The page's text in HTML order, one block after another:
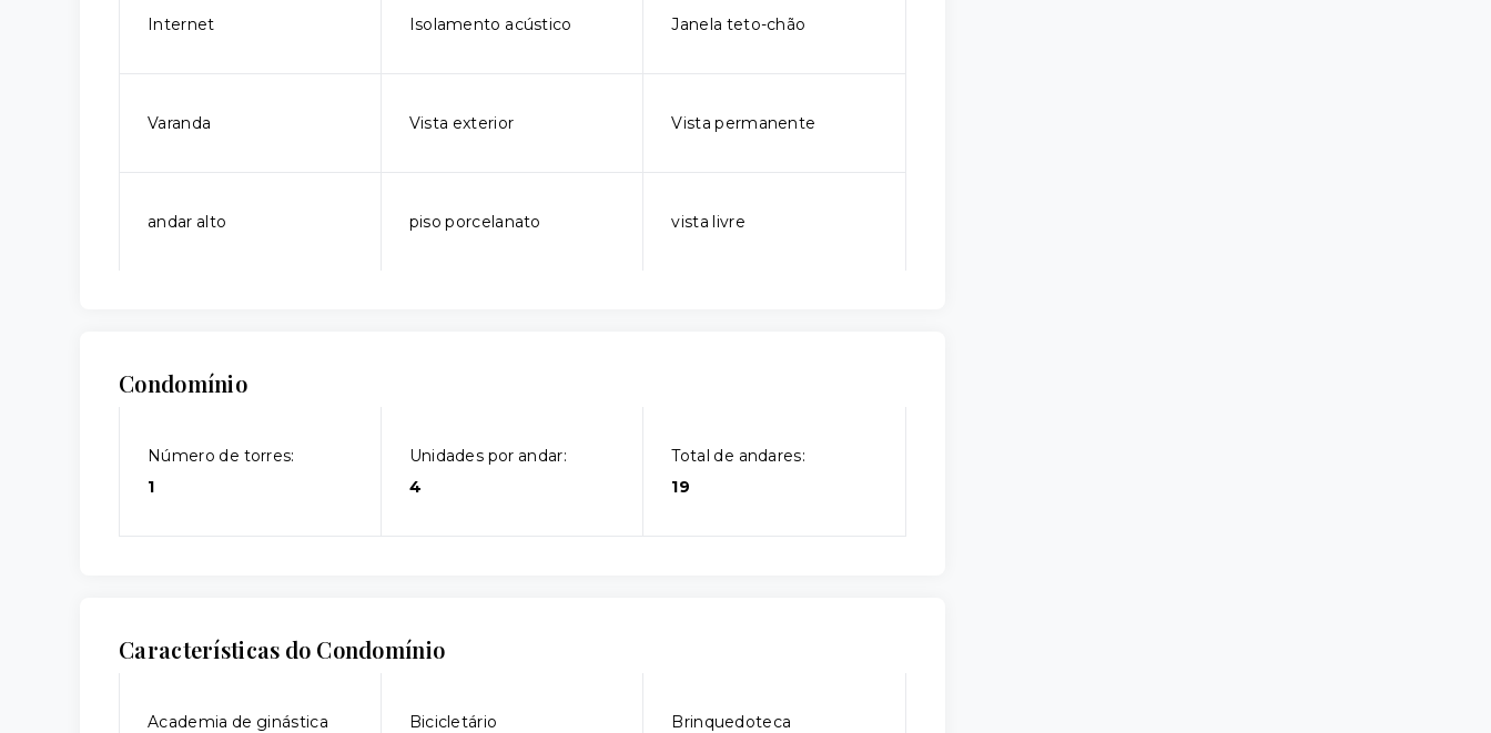
Internet Isolamento acústico Janela teto-chão
Varanda Vista exterior Vista permanente
andar alto piso porcelanato vista livre
Condomínio
Número de torres:
1
Unidades por andar:
4
Total de andares:
19
Características do Condomínio
Academia de ginástica Bicicletário Brinquedoteca